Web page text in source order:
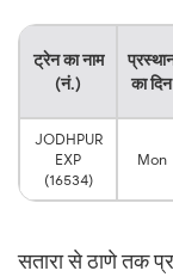
ट्रेन का नाम
(नं.)
का दिन
JODHPUR
EXP
(16534)
Mon
सतारा से ठाणे तक